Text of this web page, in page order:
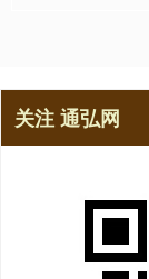
关注 通弘网